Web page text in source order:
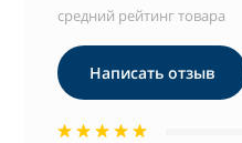
средний рейтинг товара
Написать отзыв